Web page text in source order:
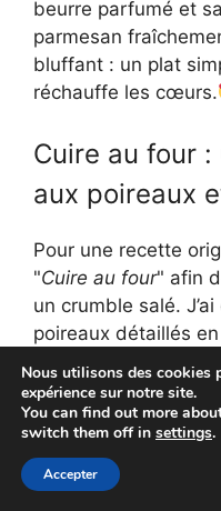
beurre parfumé et
parmesan
bluffant : un plat
réchauffe les cœurs.
Cuire au four
aux poireaux
Pour une recette
"Cuire au four" afin
un crumble salé.
poireaux détaillés
d’huile d’olive et
fois fondants, je les
plat adapté à
J’ai ensuite émietté
Nous utilisons des cookies
expérience sur notre site.
You can find out more
switch them off in settings.
Accepter